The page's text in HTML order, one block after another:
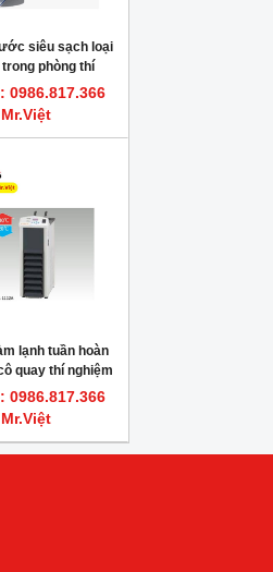
siêu sạch loại
trong phòng thí
Human Power 50
0986.817.366
Mr.Việt
lạnh tuần hoàn
quay thí nghiệm
CE Eyela Tokyo
CO ltd
0986.817.366
Mr.Việt